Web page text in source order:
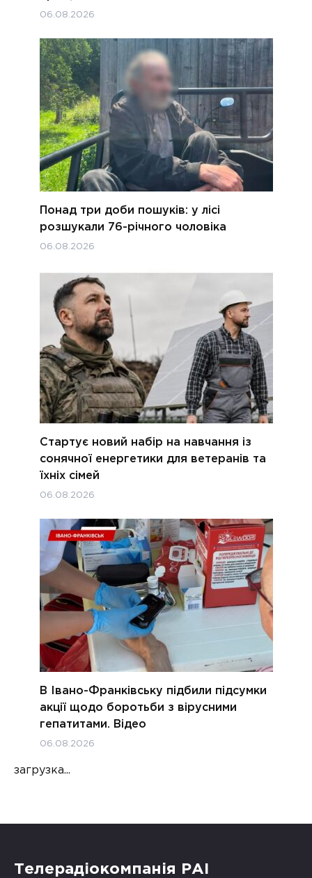
06.08.2026
Понад три доби пошуків: у лісі
розшукали 76-річного чоловіка
06.08.2026
Стартує новий набір на навчання із
сонячної енергетики для ветеранів та
їхніх сімей
06.08.2026
В Івано-Франківську підбили підсумки
акції щодо боротьби з вірусними
гепатитами. Відео
06.08.2026
загрузка...
Телерадіокомпанія РАІ